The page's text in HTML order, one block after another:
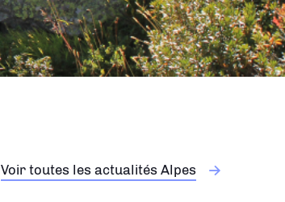
Voir toutes les actualités Alpes